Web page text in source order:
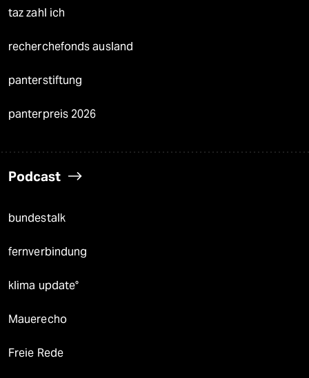
taz zahl ich
recherchefonds ausland
panterstiftung
panterpreis 2026
Podcast
bundestalk
fernverbindung
klima update°
Mauerecho
Freie Rede